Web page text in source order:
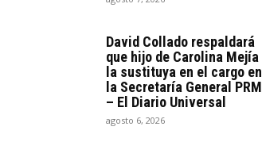
David Collado respaldará
que hijo de Carolina Mejía
la sustituya en el cargo en
la Secretaría General PRM
– El Diario Universal
agosto 6, 2026